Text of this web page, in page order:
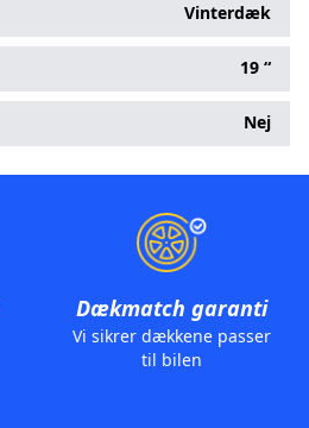
Vinterdæk
19 “
Nej
Dækmatch garanti
Vi sikrer dækkene passer
til bilen